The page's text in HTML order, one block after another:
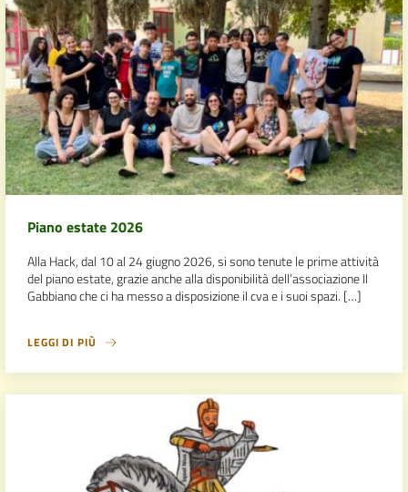
Piano estate 2026
Alla Hack, dal 10 al 24 giugno 2026, si sono tenute le prime attività
del piano estate, grazie anche alla disponibilità dell’associazione Il
Gabbiano che ci ha messo a disposizione il cva e i suoi spazi. […]
LEGGI DI PIÙ